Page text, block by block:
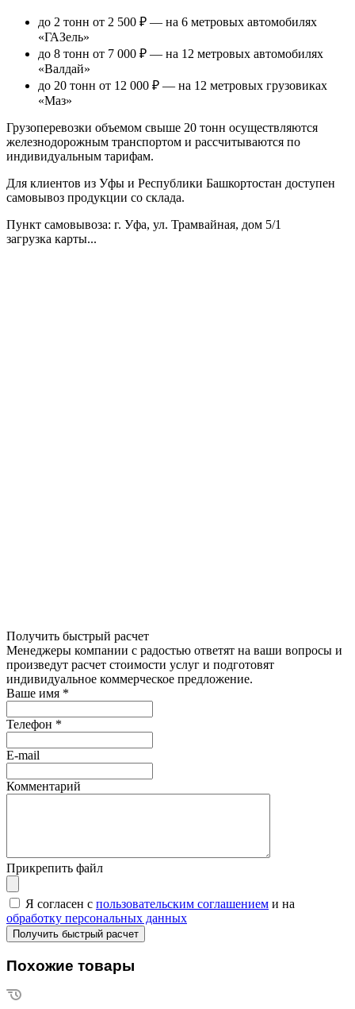
до 2 тонн от 2 500 ₽ — на 6 метровых автомобилях
«ГАЗель»
до 8 тонн от 7 000 ₽ — на 12 метровых автомобилях
«Валдай»
до 20 тонн от 12 000 ₽ — на 12 метровых грузовиках
«Маз»
Грузоперевозки объемом свыше 20 тонн осуществляются
железнодорожным транспортом и рассчитываются по
индивидуальным тарифам.
Для клиентов из Уфы и Республики Башкортостан доступен
самовывоз продукции со склада.
Пункт самовывоза: г. Уфа, ул. Трамвайная, дом 5/1
загрузка карты...
Получить быстрый расчет
Менеджеры компании с радостью ответят на ваши вопросы и
произведут расчет стоимости услуг и подготовят
индивидуальное коммерческое предложение.
Ваше имя *
Телефон *
E-mail
Комментарий
Прикрепить файл
Я согласен с пользовательским соглашением и на
обработку персональных данных
Похожие товары